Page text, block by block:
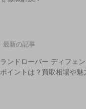
ランドローバー ディフェ
ポイントは？買取相場や魅